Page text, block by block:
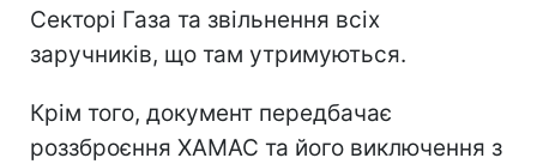
Секторі Газа та звільнення всіх
заручників, що там утримуються.
Крім того, документ передбачає
роззброєння ХАМАС та його виключення з